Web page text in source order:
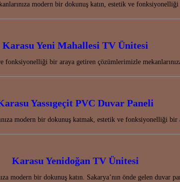
modern bir dokunuş katın, estetik ve
Karasu Yeni Mahallesi TV Ünitesi
fonksiyonelliği bir araya getiren çözümlerimizle
Yassıgeçit PVC Duvar Paneli
modern bir dokunuş katmak, estetik ve fonksiyonelliği
Karasu Yenidoğan TV Ünitesi
modern bir dokunuş katın. Sakarya’nın önde gelen duvar